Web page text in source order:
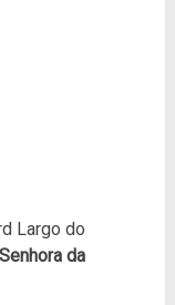
Largo do
da